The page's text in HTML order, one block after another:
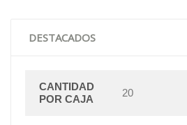
DESTACADOS
CANTIDAD
POR CAJA
20